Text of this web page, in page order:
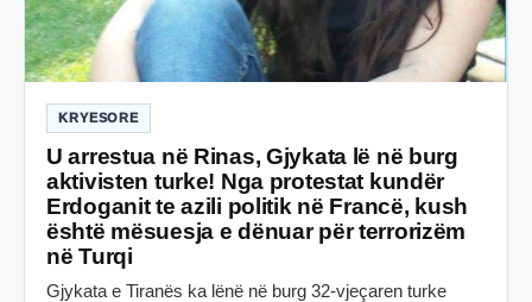
KRYESORE
U arrestua në Rinas, Gjykata lë në burg
aktivisten turke! Nga protestat kundër
Erdoganit te azili politik në Francë, kush
është mësuesja e dënuar për terrorizëm
në Turqi
Gjykata e Tiranës ka lënë në burg 32-vjeçaren turke